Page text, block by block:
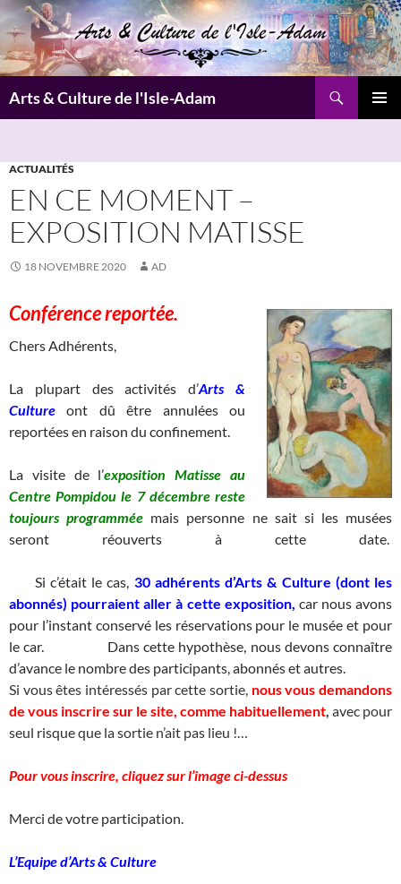
Aller
au
contenu
Arts & Culture de l'Isle-Adam
ACTUALITÉS
EN CE MOMENT –
EXPOSITION MATISSE
18 NOVEMBRE 2020 AD
Conférence reportée.
Chers Adhérents,
La plupart des activités d’Arts &
Culture ont dû être annulées ou
reportées en raison du confinement.
La visite de l’exposition Matisse au
Centre Pompidou le 7 décembre reste
toujours programmée mais personne ne sait si les musées
seront réouverts à cette date.
Si c’était le cas, 30 adhérents d’Arts & Culture (dont les
abonnés) pourraient aller à cette exposition, car nous avons
pour l’instant conservé les réservations pour le musée et pour
le car.
Dans cette hypothèse, nous devons connaître
d’avance le nombre des participants, abonnés et autres.
Si vous êtes intéressés par cette sortie, nous vous demandons
de vous inscrire sur le site, comme habituellement, avec pour
seul risque que la sortie n’ait pas lieu !…
Pour vous inscrire, cliquez sur l’image ci-dessus
Merci de votre participation.
L’Equipe d’Arts & Culture